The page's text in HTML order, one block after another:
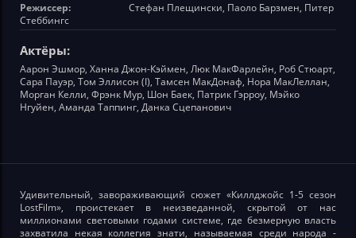
Режиссер:
Стефан Плещински, Паоло Барзмен, Питер
Стеббингс
Актёры:
Аарон Эшмор, Ханна Джон-Кэймен, Люк МакФарлейн, Роб Стюарт,
Сара Пауэр, Том Эллисон (I), Тамсен МакДонаф, Нора МакЛеллан,
Морган Келли, Фрэнк Мур, Шон Баек, Патрик Гэрроу, Мэйко
Нгуйен, Аманда Таппинг, Данка Сцепанович
Удивительный, завораживающий сюжет «Киллджойс 1-5 сезон
LostFilm», проистекает в неизведанной, скрытой от нас
миллионами световыми годами системе, где безмерную власть
захватила некая коллегия знати, называемая среди народа -